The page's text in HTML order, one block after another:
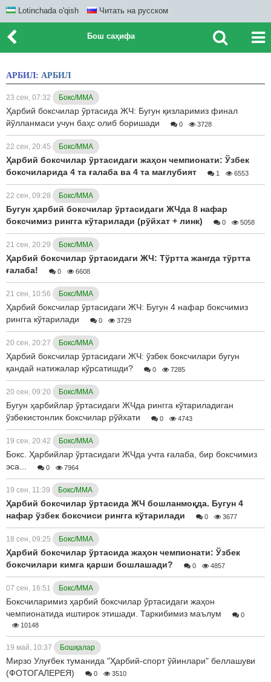
Lotinchada o'qish Читать на русском
Бош саҳифа
АРБИЛ: АРБИЛ
23 сен, 07:32 Бокс/ММА
Ҳарбий боксчилар ўртасида ЖЧ: Бугун қизларимиз финал
йўлланмаси учун баҳс олиб боришади
0 3728
22 сен, 20:45 Бокс/ММА
Ҳарбий боксчилар ўртасидаги жаҳон чемпионати: Ўзбек
боксчиларида 4 та ғалаба ва 4 та мағлубият
1 6553
22 сен, 09:28 Бокс/ММА
Бугун ҳарбий боксчилар ўртасидаги ЖЧда 8 нафар
боксчимиз рингга кўтарилади (рўйхат + линк)
0 5058
21 сен, 20:29 Бокс/ММА
Ҳарбий боксчилар ўртасидаги ЖЧ: Тўртта жангда тўртта
ғалаба!
0 6608
21 сен, 10:56 Бокс/ММА
Ҳарбий боксчилар ўртасидаги ЖЧ: Бугун 4 нафар боксчимиз
рингга кўтарилади
0 3729
20 сен, 20:27 Бокс/ММА
Ҳарбий боксчилар ўртасидаги ЖЧ: ўзбек боксчилари бугун
қандай натижалар кўрсатишди?
0 7285
20 сен, 09:20 Бокс/ММА
Бугун ҳарбийлар ўртасидаги ЖЧда рингга кўтариладиган
ўзбекистонлик боксчилар рўйхати
0 4743
19 сен, 20:42 Бокс/ММА
Бокс. Ҳарбийлар ўртасидаги ЖЧда учта ғалаба, бир боксчимиз
эса...
0 7964
19 сен, 11:39 Бокс/ММА
Ҳарбий боксчилар ўртасида ЖЧ бошланмоқда. Бугун 4
нафар ўзбек боксчиси рингга кўтарилади
0 3677
18 сен, 09:25 Бокс/ММА
Ҳарбий боксчилар ўртасида жаҳон чемпионати: Ўзбек
боксчилари кимга қарши бошлашади?
0 4857
07 сен, 16:51 Бокс/ММА
Боксчиларимиз ҳарбий боксчилар ўртасидаги жаҳон
чемпионатида иштирок этишади. Таркибимиз маълум
0
10148
19 май, 10:37 Бошқалар
Мирзо Улуғбек туманида "Ҳарбий-спорт ўйинлари" беллашуви
(ФОТОГАЛЕРЕЯ)
0 3510